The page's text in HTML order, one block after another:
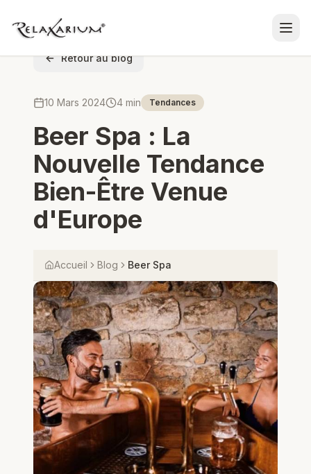
Retour au blog
10 Mars 2024 4 min Tendances
Beer Spa : La
Nouvelle Tendance
Bien-Être Venue
d'Europe
Accueil Blog Beer Spa